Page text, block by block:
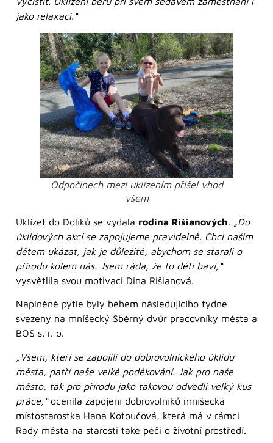
jako relaxaci.“
Odpočinech mezi uklízením přišel vhod
všem
Uklízet do Dolíků se vydala rodina Rišianových. „Do
úklidových akcí se zapojujeme pravidelně. Chci našim
dětem ukázat, jak je důležité, abychom se starali o
přírodu kolem nás. Jsem ráda, že to děti baví,“
vysvětlila svou motivaci Dina Rišianová.
Naplněné pytle byly během následujícího týdne
svezeny na mníšecký Sběrný dvůr pracovníky města a
BOS s. r. o.
„Všem, kteří se zapojili do dobrovolnického úklidu
města, patří naše velké poděkování. Jak pro naše
město, tak pro přírodu jako takovou odvedli velký kus
práce,“ocenila zapojení dobrovolníků mníšecká
místostarostka Hana Kotoučová, která má v rámci
Rady města na starosti také péči o životní prostředí.